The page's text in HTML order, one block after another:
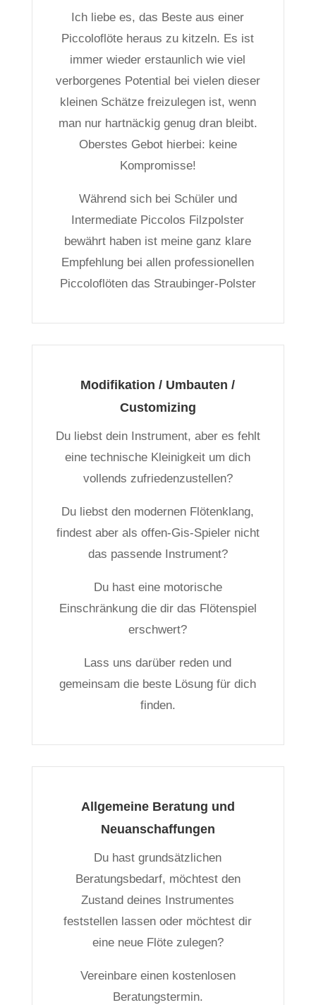
Ich liebe es, das Beste aus einer
Piccoloflöte heraus zu kitzeln. Es ist
immer wieder erstaunlich wie viel
verborgenes Potential bei vielen dieser
kleinen Schätze freizulegen ist, wenn
man nur hartnäckig genug dran bleibt.
Oberstes Gebot hierbei: keine
Kompromisse!
Während sich bei Schüler und
Intermediate Piccolos Filzpolster
bewährt haben ist meine ganz klare
Empfehlung bei allen professionellen
Piccoloflöten das Straubinger-Polster
Modifikation / Umbauten /
Customizing
Du liebst dein Instrument, aber es fehlt
eine technische Kleinigkeit um dich
vollends zufriedenzustellen?
Du liebst den modernen Flötenklang,
findest aber als offen-Gis-Spieler nicht
das passende Instrument?
Du hast eine motorische
Einschränkung die dir das Flötenspiel
erschwert?
Lass uns darüber reden und
gemeinsam die beste Lösung für dich
finden.
Allgemeine Beratung und
Neuanschaffungen
Du hast grundsätzlichen
Beratungsbedarf, möchtest den
Zustand deines Instrumentes
feststellen lassen oder möchtest dir
eine neue Flöte zulegen?
Vereinbare einen kostenlosen
Beratungstermin.